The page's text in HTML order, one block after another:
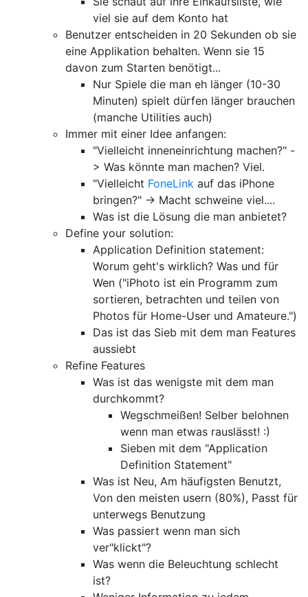
viel sie auf dem Konto hat
Benutzer entscheiden in 20 Sekunden ob sie
eine Applikation behalten. Wenn sie 15
davon zum Starten benötigt...
Nur Spiele die man eh länger (10-30
Minuten) spielt dürfen länger brauchen
(manche Utilities auch)
Immer mit einer Idee anfangen:
"Vielleicht inneneinrichtung machen?" -
> Was könnte man machen? Viel.
"Vielleicht FoneLink auf das iPhone
bringen?" -> Macht schweine viel....
Was ist die Lösung die man anbietet?
Define your solution:
Application Definition statement:
Worum geht's wirklich? Was und für
Wen ("iPhoto ist ein Programm zum
sortieren, betrachten und teilen von
Photos für Home-User und Amateure.")
Das ist das Sieb mit dem man Features
aussiebt
Refine Features
Was ist das wenigste mit dem man
durchkommt?
Wegschmeißen! Selber belohnen
wenn man etwas rauslässt! :)
Sieben mit dem "Application
Definition Statement"
Was ist Neu, Am häufigsten Benutzt,
Von den meisten usern (80%), Passt für
unterwegs Benutzung
Was passiert wenn man sich
ver"klickt"?
Was wenn die Beleuchtung schlecht
ist?